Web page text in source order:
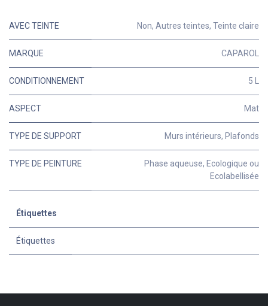
AVEC TEINTE Non, Autres teintes, Teinte claire
MARQUE CAPAROL
CONDITIONNEMENT 5 L
ASPECT Mat
TYPE DE SUPPORT Murs intérieurs, Plafonds
TYPE DE PEINTURE Phase aqueuse, Ecologique ou
Ecolabellisée
Étiquettes
Étiquettes